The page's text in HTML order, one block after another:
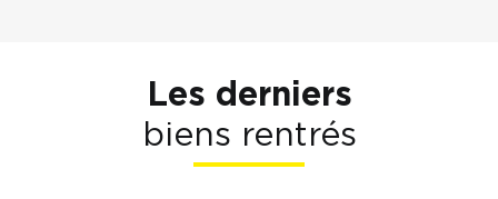
Les derniers
biens rentrés